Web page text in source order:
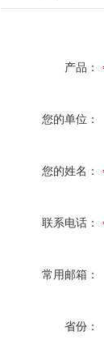
产品：
您的单位：
您的姓名：
联系电话：
常用邮箱：
省份：